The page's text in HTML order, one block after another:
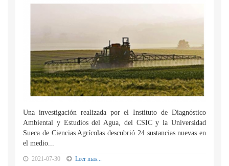
Una investigación realizada por el Instituto de Diagnóstico
Ambiental y Estudios del Agua, del CSIC y la Universidad
Sueca de Ciencias Agrícolas descubrió 24 sustancias nuevas en
el medio...
2021-07-30 Leer mas...